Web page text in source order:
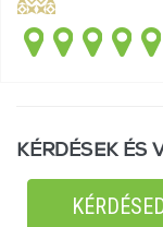
KÉRDÉSEK ÉS